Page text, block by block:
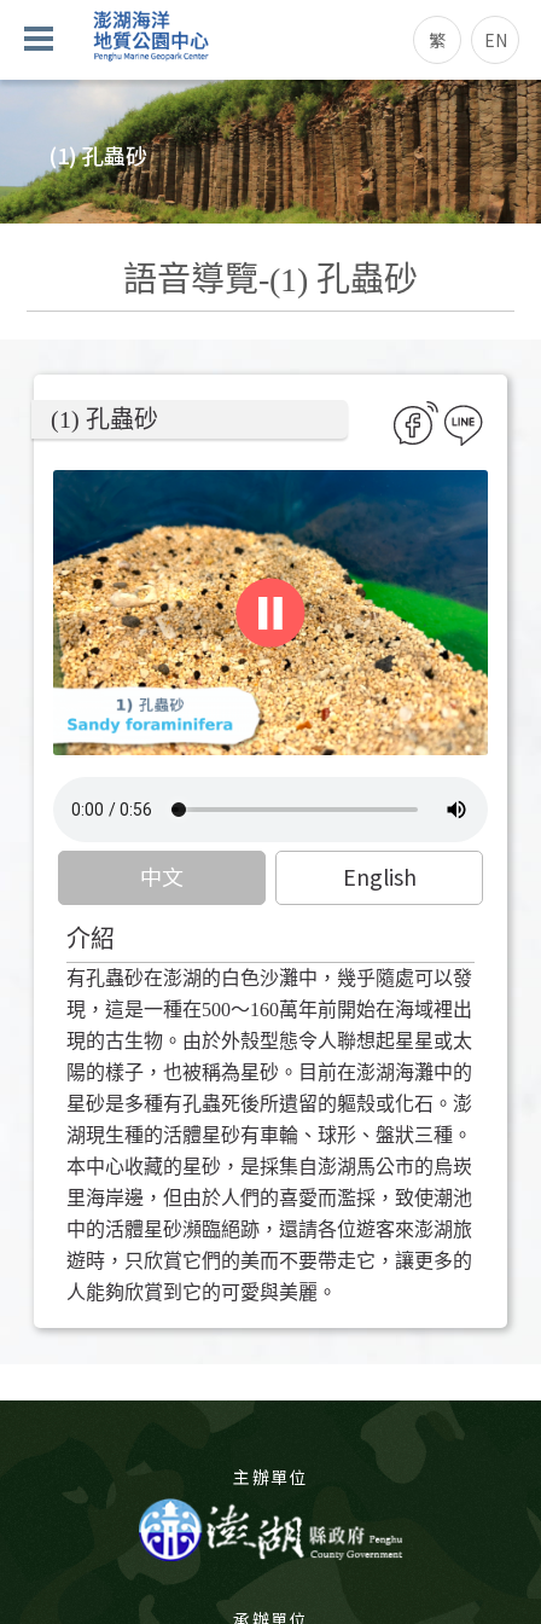
繁 EN
(1) 孔蟲砂
語音導覽-(1) 孔蟲砂
(1) 孔蟲砂
中文 English
介紹
有孔蟲砂在澎湖的白色沙灘中，幾乎隨處可以發
現，這是一種在500〜160萬年前開始在海域裡出
現的古生物。由於外殼型態令人聯想起星星或太
陽的樣子，也被稱為星砂。目前在澎湖海灘中的
星砂是多種有孔蟲死後所遺留的軀殼或化石。澎
湖現生種的活體星砂有車輪、球形、盤狀三種。
本中心收藏的星砂，是採集自澎湖馬公市的烏崁
里海岸邊，但由於人們的喜愛而濫採，致使潮池
中的活體星砂瀕臨絕跡，還請各位遊客來澎湖旅
遊時，只欣賞它們的美而不要帶走它，讓更多的
人能夠欣賞到它的可愛與美麗。
主辦單位
承辦單位